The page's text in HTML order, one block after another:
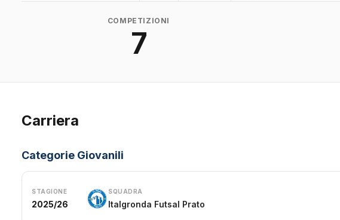
COMPETIZIONI
7
Carriera
Categorie Giovanili
STAGIONE
2025/26
SQUADRA
Italgronda Futsal Prato